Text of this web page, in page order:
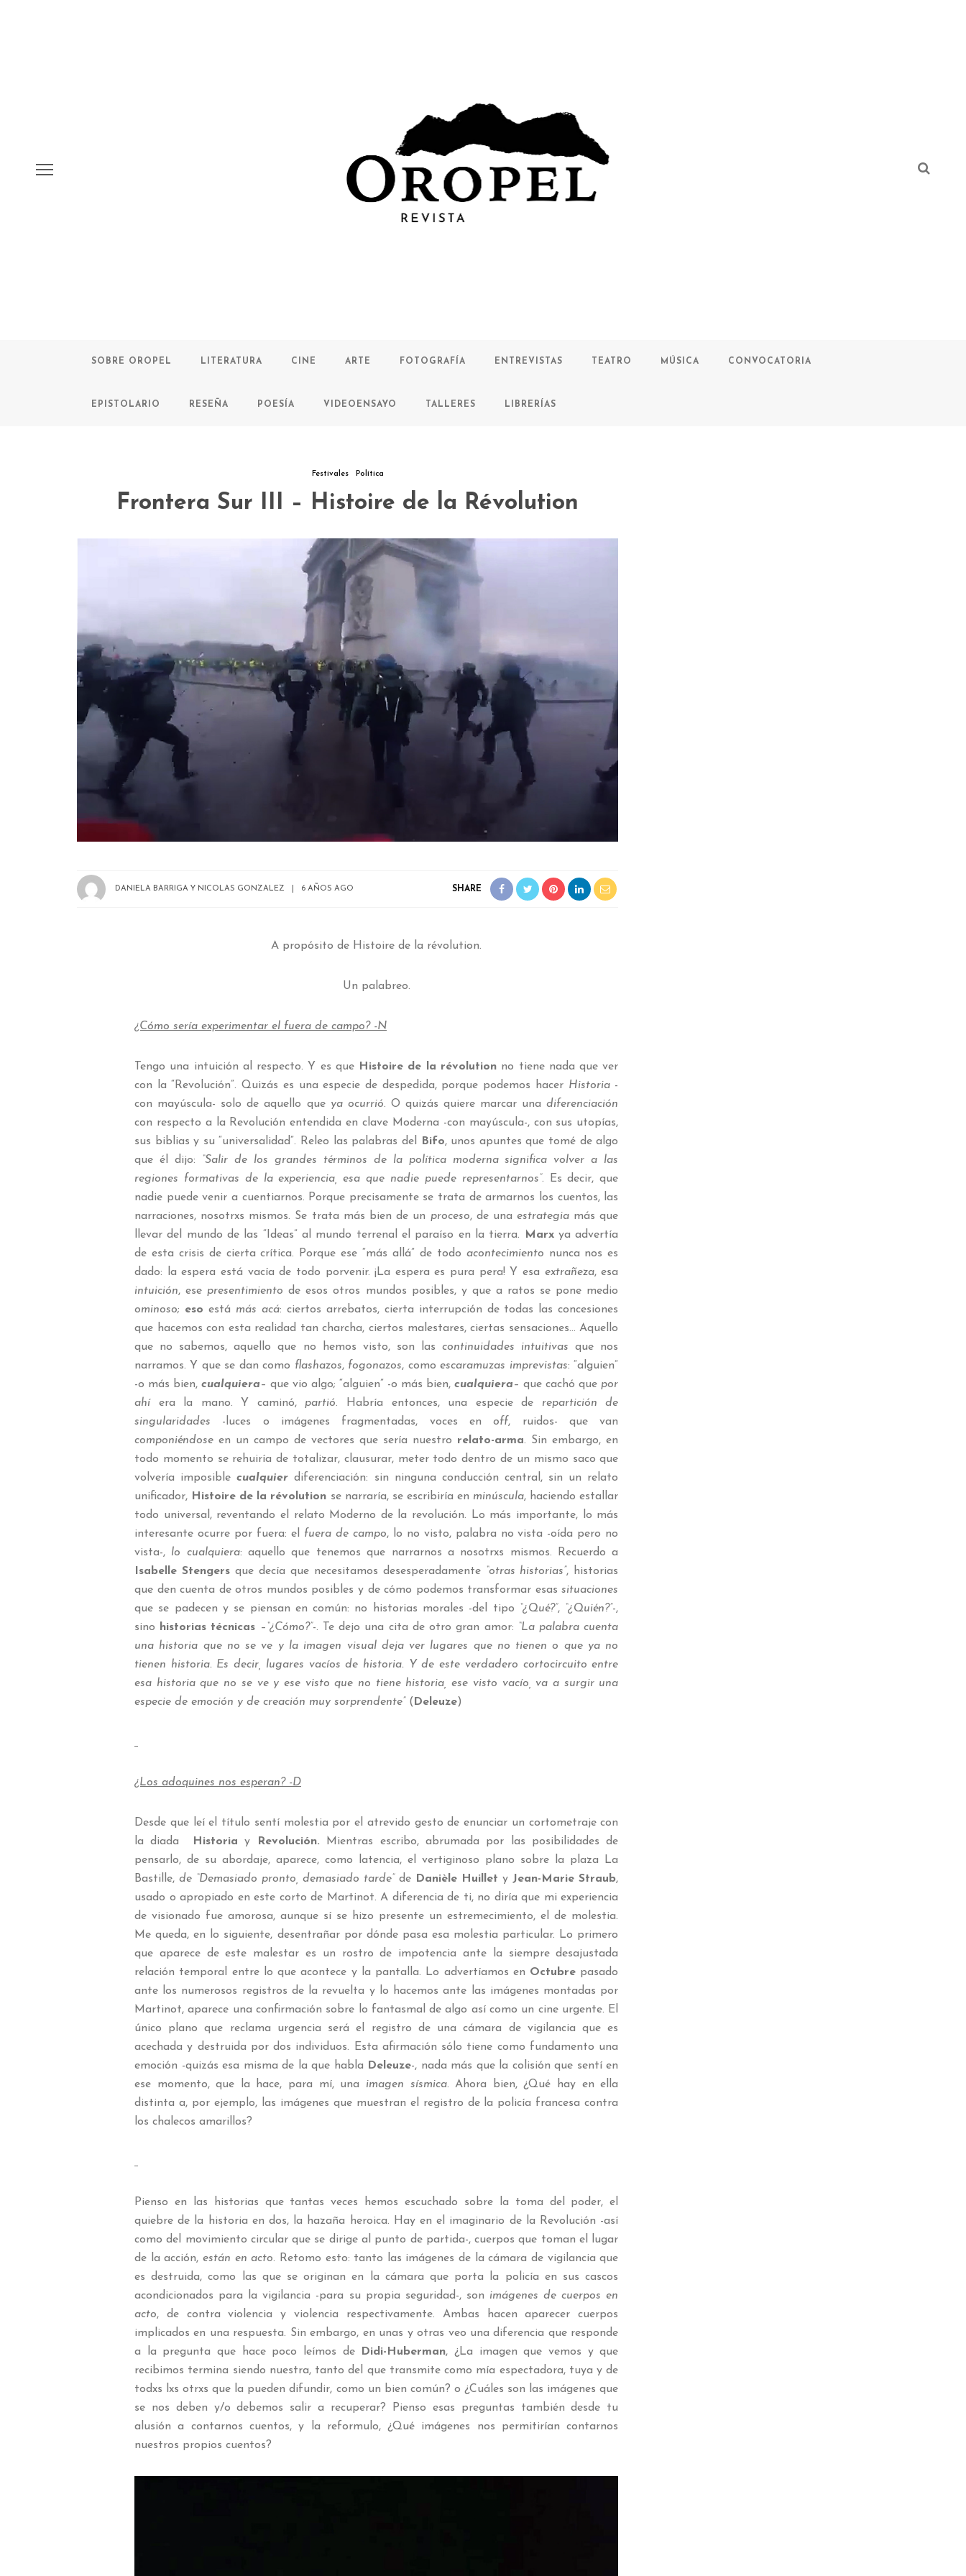
SOBRE OROPEL LITERATURA CINE ARTE FOTOGRAFÍA ENTREVISTAS TEATRO MÚSICA CONVOCATORIA
EPISTOLARIO RESEÑA POESÍA VIDEOENSAYO TALLERES LIBRERÍAS
Festivales Política
Frontera Sur III – Histoire de la Révolution
DANIELA BARRIGA Y NICOLAS GONZALEZ 6 AÑOS AGO SHARE
A propósito de Histoire de la révolution.
Un palabreo.
¿Cómo sería experimentar el fuera de campo? -N
Tengo una intuición al respecto. Y es que Histoire de la révolution no tiene nada que ver
con la “Revolución”. Quizás es una especie de despedida, porque podemos hacer Historia-
con mayúscula- solo de aquello que ya ocurrió. O quizás quiere marcar unadiferenciación
con respecto a la Revolución entendida en clave Moderna -con mayúscula-, con sus utopías,
sus biblias y su “universalidad”. Releo las palabras del
Bifo, unos apuntes que tomé de algo
que él dijo:
“Salir de los grandes términos de la política moderna significa volver a las
regiones formativas de la experiencia, esa que nadie puede representarnos”. Es decir, que
nadie puede venir a cuentiarnos. Porque precisamente se trata de armarnos los cuentos, las
narraciones, nosotrxs mismos. Se trata más bien de un proceso, de una estrategia más que
llevar del mundo de las “Ideas” al mundo terrenal el paraíso en la tierra.
Marxya advertía
de esta crisis de cierta crítica. Porque ese “más allá” de todo acontecimiento nunca nos es
dado: la espera está vacía de todo porvenir. ¡La espera es pura pera! Y esa extrañeza, esa
intuición, ese presentimiento de esos otros mundos posibles, y que a ratos se pone medio
ominoso; eso está más acá: ciertos arrebatos, cierta interrupción de todas las concesiones
que hacemos con esta realidad tan charcha, ciertos malestares, ciertas sensaciones… Aquello
que no sabemos, aquello que no hemos visto, son lascontinuidades intuitivas que nos
narramos. Y que se dan como flashazos, fogonazos, comoescaramuzas imprevistas: “alguien”
-o más bien,cualquiera– que vio algo; “alguien” -o más bien,cualquiera– que cachó que por
ahí era la mano. Y caminó, partió. Habría entonces, una especie de repartición de
singularidades -luces o imágenes fragmentadas, voces enoff, ruidos- que van
componiéndose en un campo de vectores que sería nuestro relato-arma. Sin embargo, en
todo momento se rehuiría de totalizar, clausurar, meter todo dentro de un mismo saco que
volvería imposiblecualquier diferenciación: sin ninguna conducción central, sin un relato
unificador, Histoire de la révolution se narraría, se escribiría en minúscula, haciendo estallar
todo universal, reventando el relato Moderno de la revolución. Lo más importante, lo más
interesante ocurre por fuera: el fuera de campo, lo no visto, palabra no vista -oída pero no
vista-, lo cualquiera: aquello que tenemos que narrarnos a nosotrxs mismos. Recuerdo a
Isabelle Stengersque decía que necesitamos desesperadamente “otras historias”, historias
que den cuenta de otros mundos posibles y de cómo podemos transformar esassituaciones
que se padecen y se piensan en común: no historias morales -del tipo
“¿Qué?”, “¿Quién?”-,
sino
historias técnicas – “¿Cómo?”-. Te dejo una cita de otro gran amor: “La palabra cuenta
una historia que no se ve y la imagen visual deja ver lugares que no tienen o que ya no
tienen historia. Es decir, lugares vacíos de historia. Y de este verdadero cortocircuito entre
esa historia que no se ve y ese visto que no tiene historia, ese visto vacío, va a surgir una
especie de emoción y de creación muy sorprendente” ( Deleuze)
¿Los adoquines nos esperan? -D
Desde que leí el título sentí molestia por el atrevido gesto de enunciar un cortometraje con
la diada
Historiay Revolución.
Mientras escribo, abrumada por las posibilidades de
pensarlo, de su abordaje, aparece, como latencia, el vertiginoso plano sobre la plaza La
Bastille,de “Demasiado pronto, demasiado tarde”de Danièle Huillet y Jean-Marie Straub,
usado o apropiado en este corto de Martinot. A diferencia de ti, no diría que mi experiencia
de visionado fue amorosa, aunque sí se hizo presente un estremecimiento, el de molestia.
Me queda, en lo siguiente, desentrañar por dónde pasa esa molestia particular. Lo primero
que aparece de este malestar es un rostro de impotencia ante la siempre desajustada
relación temporal entre lo que acontece y la pantalla. Lo advertíamos en Octubre pasado
ante los numerosos registros de la revuelta y lo hacemos ante las imágenes montadas por
Martinot, aparece una confirmación sobre lo fantasmal de algo así como un cine urgente. El
único plano que reclama urgencia será el registro de una cámara de vigilancia que es
acechada y destruida por dos individuos. Esta afirmación sólo tiene como fundamento una
emoción -quizás esa misma de la que habla
Deleuze-, nada más que la colisión que sentí en
ese momento, que la hace, para mí, una imagen sísmica. Ahora bien, ¿Qué hay en ella
distinta a, por ejemplo, las imágenes que muestran el registro de la policía francesa contra
los chalecos amarillos?
Pienso en las historias que tantas veces hemos escuchado sobre la toma del poder, el
quiebre de la historia en dos, la hazaña heroica. Hay en el imaginario de la Revolución -así
como del movimiento circular que se dirige al punto de partida-, cuerpos que toman el lugar
de la acción, están en acto. Retomo esto: tanto las imágenes de la cámara de vigilancia que
es destruida, como las que se originan en la cámara que porta la policía en sus cascos
acondicionados para la vigilancia -para su propia seguridad-, son imágenes de cuerpos en
acto, de contra violencia y violencia respectivamente. Ambas hacen aparecer cuerpos
implicados en una respuesta. Sin embargo, en unas y otras veo una diferencia que responde
a la pregunta que hace poco leímos de
Didi-Huberman, ¿La imagen que vemos y que
recibimos termina siendo nuestra, tanto del que transmite como mía espectadora, tuya y de
todxs lxs otrxs que la pueden difundir, como un bien común? o ¿Cuáles son las imágenes que
se nos deben y/o debemos salir a recuperar? Pienso esas preguntas también desde tu
alusión a contarnos cuentos, y la reformulo, ¿Qué imágenes nos permitirían contarnos
nuestros propios cuentos?